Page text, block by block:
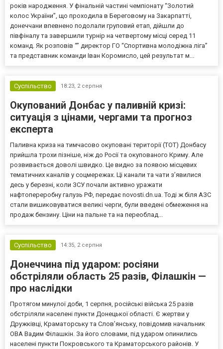
років народження. У фінальній частині чемпіонату “Золотий
колос України”, що проходила в Береговому на Закарпатті,
донеччани впевнено подолали груповий етап, дійшли до
півфіналу та завершили турнір на четвертому місці серед 11
команд. Як розповів “” директор ГО “Спортивна молодіжна ліга”
та представник команди Іван Коромисло, цей результат м...
Суспільство 18:23, 2 серпня
Окупований Донбас у паливній кризі:
ситуація з цінами, чергами та прогноз
експерта
Паливна криза на тимчасово окуповані території (ТОТ) Донбасу
прийшла трохи пізніше, ніж до Росії та окупованого Криму. Але
розвивається доволі швидко. Це видно за появою місцевих
тематичних каналів у соцмережах. Ці канали та чати з’явилися
десь у березні, коли ЗСУ почали активно уражати
нафтопереробну галузь РФ, передає novosti.dn.ua. Тоді ж біля АЗС
стали вишиковуватися великі черги, були введені обмеження на
продаж бензину. Ціни на пальне та на переоблад...
Суспільство 14:35, 2 серпня
Донеччина під ударом: росіяни
обстріляли область 25 разів, Філашкін —
про наслідки
Протягом минулої доби, 1 серпня, російські війська 25 разів
обстріляли населені пункти Донецької області. Є жертви у
Дружківці, Краматорську та Слов’янську, повідомив начальник
ОВА Вадим Філашкін. За його словами, під ударом опинились
населені пункти Покровського та Краматорського районів. У